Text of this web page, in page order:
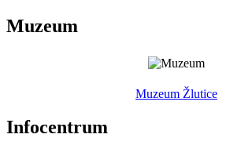
Muzeum
Muzeum Žlutice
Infocentrum